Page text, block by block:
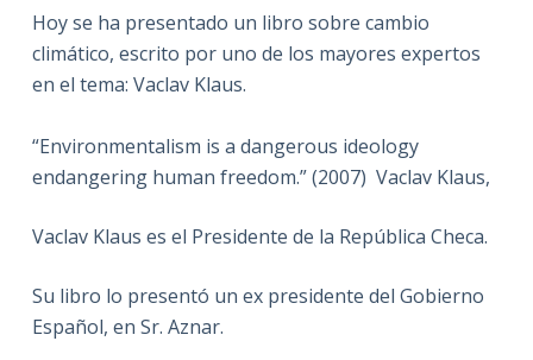
n
d
Hoy se ha presentado un libro sobre cambio
climático, escrito por uno de los mayores expertos
en el tema: Vaclav Klaus.
“Environmentalism is a dangerous ideology
endangering human freedom.” (2007) Vaclav Klaus,
Vaclav Klaus es el Presidente de la República Checa.
Su libro lo presentó un ex presidente del Gobierno
Español, en Sr. Aznar.